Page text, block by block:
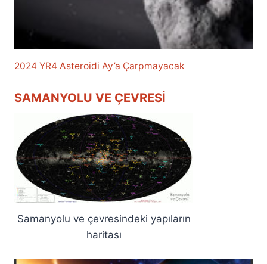
2024 YR4 Asteroidi Ay’a Çarpmayacak
SAMANYOLU VE ÇEVRESI
Samanyolu ve çevresindeki yapıların
haritası